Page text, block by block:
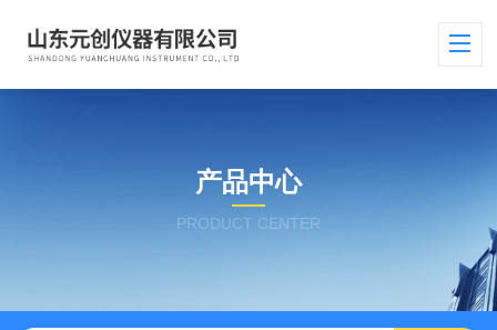
产品中心
PRODUCT CENTER